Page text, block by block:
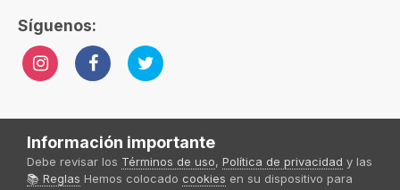
Síguenos:
Idioma Tema Política de privacidad
Sweet Seeds® 2024
Powered by Invision Community
Información importante
Debe revisar los Términos de uso, Política de privacidad y las
📚 Reglas Hemos colocado cookies en su dispositivo para